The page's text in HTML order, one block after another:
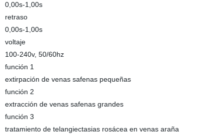
0,00s-1,00s
retraso
0,00s-1,00s
voltaje
100-240v, 50/60hz
función 1
extirpación de venas safenas pequeñas
función 2
extracción de venas safenas grandes
función 3
tratamiento de telangiectasias rosácea en venas araña